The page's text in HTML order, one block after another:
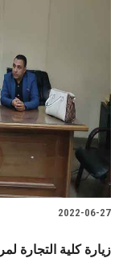
2022-06-27
زيارة كلية التجارة